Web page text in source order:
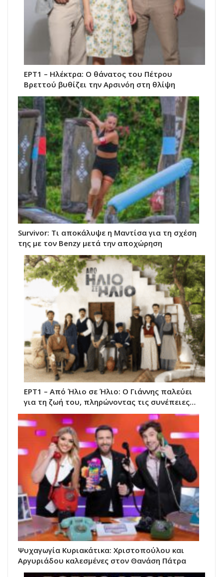
ΕΡΤ1 – Ηλέκτρα: Ο θάνατος του Πέτρου
Βρεττού βυθίζει την Αρσινόη στη θλίψη
Survivor: Τι αποκάλυψε η Μαντίσα για τη σχέση
της με τον Benzy μετά την αποχώρηση
ΕΡΤ1 – Από Ήλιο σε Ήλιο: Ο Γιάννης παλεύει
για τη ζωή του, πληρώνοντας τις συνέπειες…
Ψυχαγωγία Κυριακάτικα: Χριστοπούλου και
Αργυριάδου καλεσμένες στον Θανάση Πάτρα